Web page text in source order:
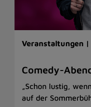
Veranstaltungen |
Comedy-
„Schon lustig,
auf der